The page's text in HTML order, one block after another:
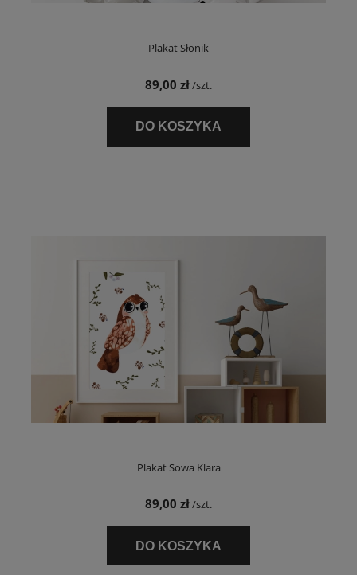
Plakat Słonik
89,00 zł/szt.
DO KOSZYKA
Plakat Sowa Klara
89,00 zł/szt.
DO KOSZYKA